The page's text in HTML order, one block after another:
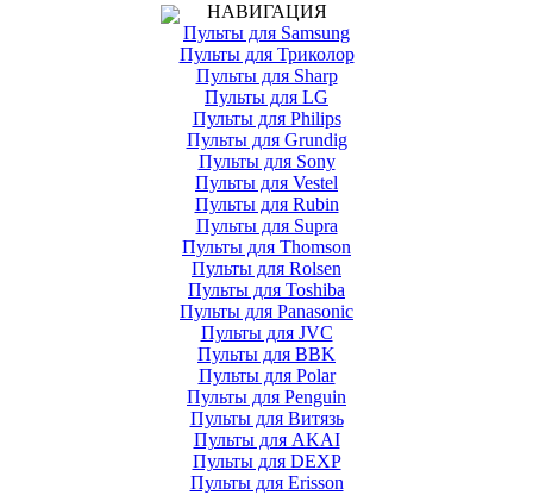
НАВИГАЦИЯ
Пульты для Samsung
Пульты для Триколор
Пульты для Sharp
Пульты для LG
Пульты для Philips
Пульты для Grundig
Пульты для Sony
Пульты для Vestel
Пульты для Rubin
Пульты для Supra
Пульты для Thomson
Пульты для Rolsen
Пульты для Toshiba
Пульты для Panasonic
Пульты для JVC
Пульты для BBK
Пульты для Polar
Пульты для Penguin
Пульты для Витязь
Пульты для AKAI
Пульты для DEXP
Пульты для Erisson